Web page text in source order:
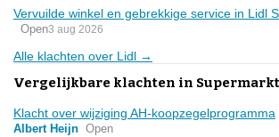
Vervuilde winkel en gebrekkige service in Lidl
Open3 aug 2026
Alle klachten over Lidl →
Vergelijkbare klachten in
Klacht over wijziging AH-koopzegelprogramma
Albert Heijn Open